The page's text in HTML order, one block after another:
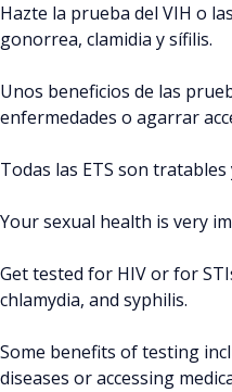
Hazte la prueba del VIH o
gonorrea, clamidia y sífilis.
Unos beneficios de las
enfermedades o agarrar
Todas las ETS son
Your sexual health is very
Get tested for HIV or for
chlamydia, and syphilis.
Some benefits of testing
diseases or accessing